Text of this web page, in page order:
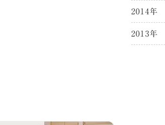
2014年
2013年